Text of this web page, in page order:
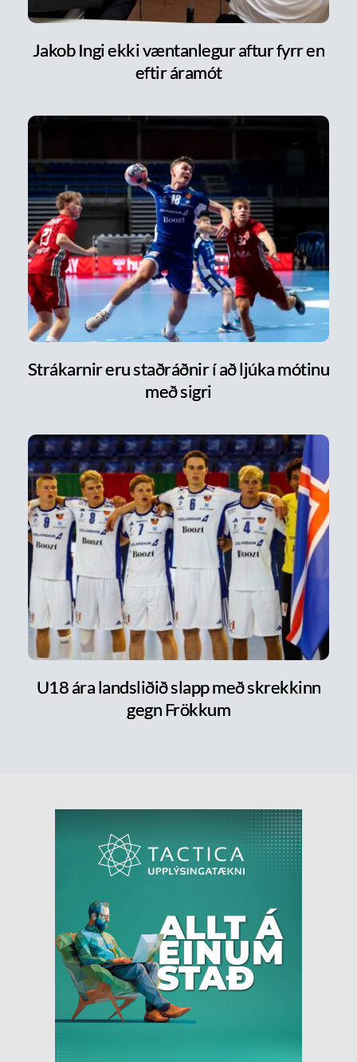
Jakob Ingi ekki væntanlegur aftur fyrr en
eftir áramót
Strákarnir eru staðráðnir í að ljúka mótinu
með sigri
U18 ára landsliðið slapp með skrekkinn
gegn Frökkum